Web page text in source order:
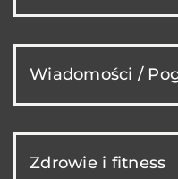
Wiadomości /
Zdrowie i fitness